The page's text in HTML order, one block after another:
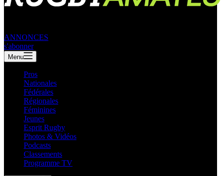
ANNONCES
s'abonner
Menu
Pros
Nationales
Fédérales
Régionales
Féminines
Jeunes
Esprit Rugby
Photos & Vidéos
Podcasts
Classements
Programme TV